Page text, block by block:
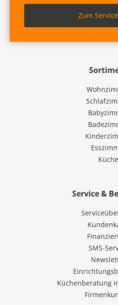
Küche
Service &
SMS-
Küchenberatung
Zum